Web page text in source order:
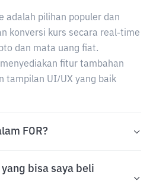
adalah pilihan populer dan
konversi kurs secara real-time
dan mata uang fiat.
fitur tambahan
tampilan UI/UX yang baik
FOR?
bisa saya beli